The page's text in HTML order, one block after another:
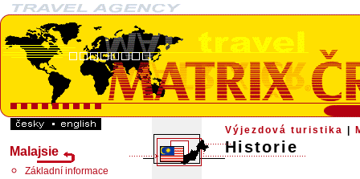
Výjezdová turistika
Historie
Malajsie
Základní informace